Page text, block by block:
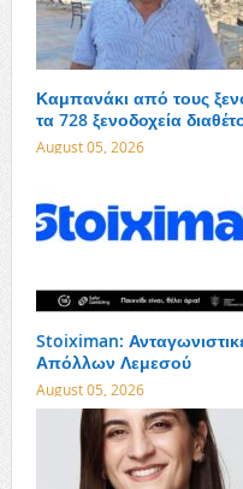
Καμπανάκι από τους
τα 728 ξενοδοχεία
August 05, 2026
Stoiximan:
Απόλλων Λεμεσού
August 05, 2026